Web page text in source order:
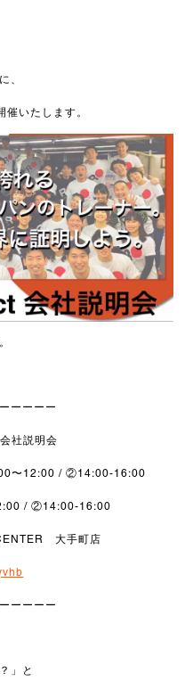
、
いたします。
ーーーー
社説明会
〜12:00 / ②14:00-16:00
/ ②14:00-16:00
大手町店
ーーーー
」と